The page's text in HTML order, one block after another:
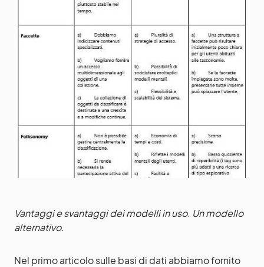
Vantaggi e svantaggi dei modelli in uso. Un modello
alternativo.
Nel primo articolo sulle basi di dati abbiamo fornito